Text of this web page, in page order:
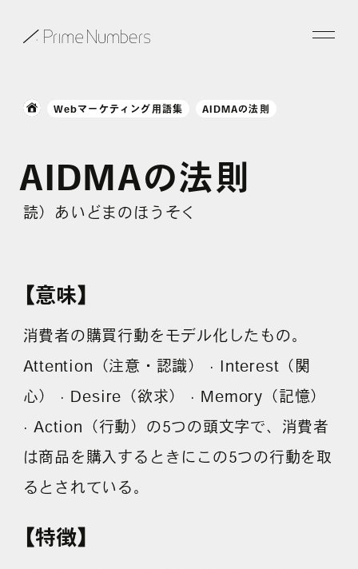
事例紹介
お役立ち情報
採用情報
セミナー申し込み
Webマーケティング用語集 AIDMAの法則
AIDMAの法則
読）あいどまのほうそく
【意味】
消費者の購買行動をモデル化したもの。
Attention（注意・認識） · Interest（関
心） · Desire（欲求） · Memory（記憶）
· Action（行動）の5つの頭文字で、消費者
は商品を購入するときにこの5つの行動を取
るとされている。
【特徴】